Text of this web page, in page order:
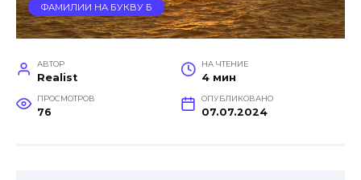
ФАМИЛИИ НА БУКВУ Б
АВТОР
Realist
НА ЧТЕНИЕ
4 мин
ПРОСМОТРОВ
76
ОПУБЛИКОВАНО
07.07.2024